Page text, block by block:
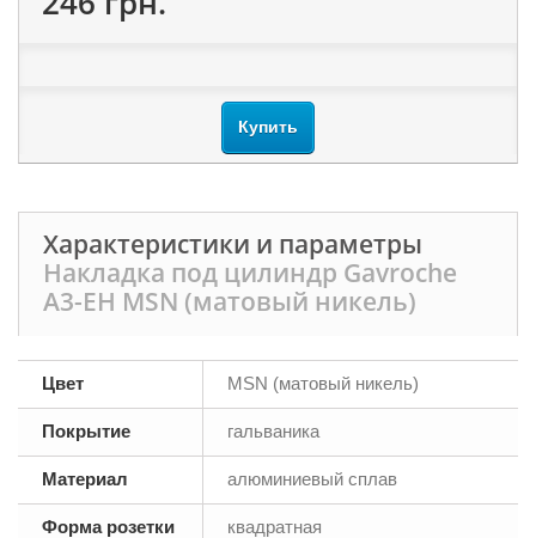
Купить
Характеристики и параметры
Накладка под цилиндр Gavroche
А3-EH MSN (матовый никель)
Цвет MSN (матовый никель)
Покрытие гальваника
Материал алюминиевый сплав
Форма розетки квадратная